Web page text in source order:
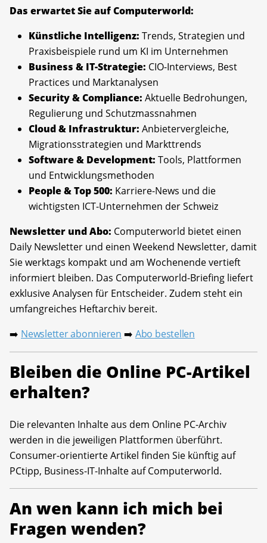
Das erwartet Sie auf Computerworld:
Künstliche Intelligenz: Trends, Strategien und
Praxisbeispiele rund um KI im Unternehmen
Business & IT-Strategie: CIO-Interviews, Best
Practices und Marktanalysen
Security & Compliance: Aktuelle Bedrohungen,
Regulierung und Schutzmassnahmen
Cloud & Infrastruktur: Anbietervergleiche,
Migrationsstrategien und Markttrends
Software & Development: Tools, Plattformen
und Entwicklungsmethoden
People & Top 500: Karriere-News und die
wichtigsten ICT-Unternehmen der Schweiz
Newsletter und Abo: Computerworld bietet einen
Daily Newsletter und einen Weekend Newsletter, damit
Sie werktags kompakt und am Wochenende vertieft
informiert bleiben. Das Computerworld-Briefing liefert
exklusive Analysen für Entscheider. Zudem steht ein
umfangreiches Heftarchiv bereit.
➡️ Newsletter abonnieren ➡️ Abo bestellen
Bleiben die Online PC-Artikel
erhalten?
Die relevanten Inhalte aus dem Online PC-Archiv
werden in die jeweiligen Plattformen überführt.
Consumer-orientierte Artikel finden Sie künftig auf
PCtipp, Business-IT-Inhalte auf Computerworld.
An wen kann ich mich bei
Fragen wenden?